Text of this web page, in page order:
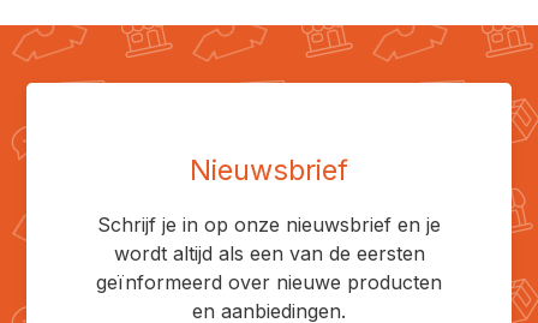
Nieuwsbrief
Schrijf je in op onze nieuwsbrief en je
wordt altijd als een van de eersten
geïnformeerd over nieuwe producten
en aanbiedingen.